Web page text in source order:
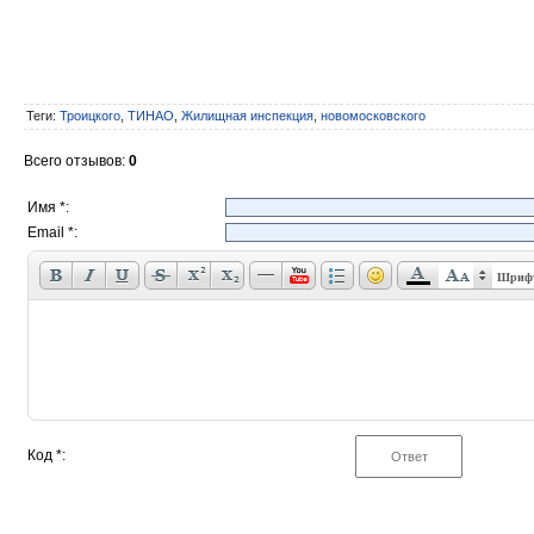
Теги: Троицкого ТИНАО Жилищная инспекция новомосковского
Всего отзывов: 0
Имя *:
Email *:
Код *: